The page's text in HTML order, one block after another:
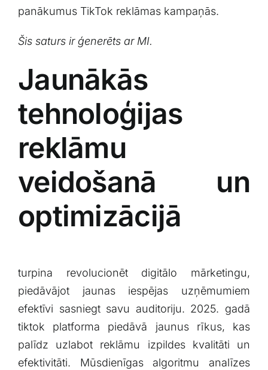
panākumus‍ TikTok ‍reklāmas kampaņās.
Šis saturs ⁢ir ģenerēts ar MI.
Jaunākās
tehnoloģijas‍
reklāmu
veidošanā un
optimizācijā
turpina revolucionēt digitālo‍ mārketingu,
⁤piedāvājot jaunas​ iespējas uzņēmumiem
efektīvi sasniegt‍ savu auditoriju.​ 2025. gadā
tiktok platforma piedāvā jaunus rīkus,⁣ kas
‌palīdz uzlabot reklāmu izpildes kvalitāti un
‍efektivitāti.⁣ Mūsdienīgas algoritmu analīzes